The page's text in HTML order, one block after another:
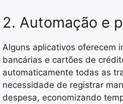
2. Automação e
Alguns aplicativos oferecem
bancárias e cartões de
automaticamente todas as
necessidade de registrar
despesa, economizando